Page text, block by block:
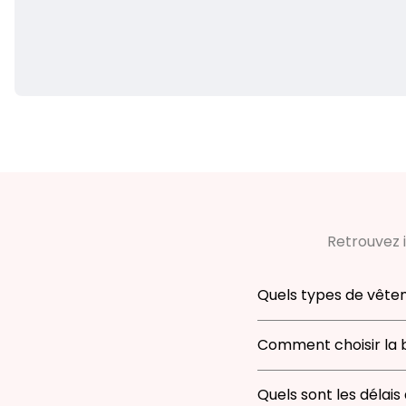
Retrouvez
Quels types de
trouverez des t-
confort, style et
Comment choisir la
Quels sont les délais